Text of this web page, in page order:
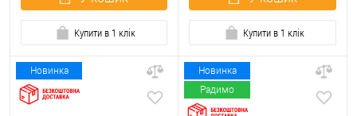
Купити в 1 клік Купити в 1 клік
Новинка
Новинка
Радимо